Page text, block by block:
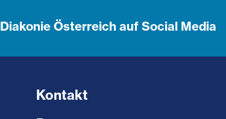
Diakonie Österreich auf Social Media
Kontakt